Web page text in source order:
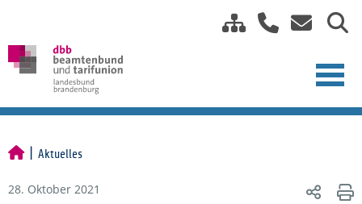
Aktuelles
28. Oktober 2021